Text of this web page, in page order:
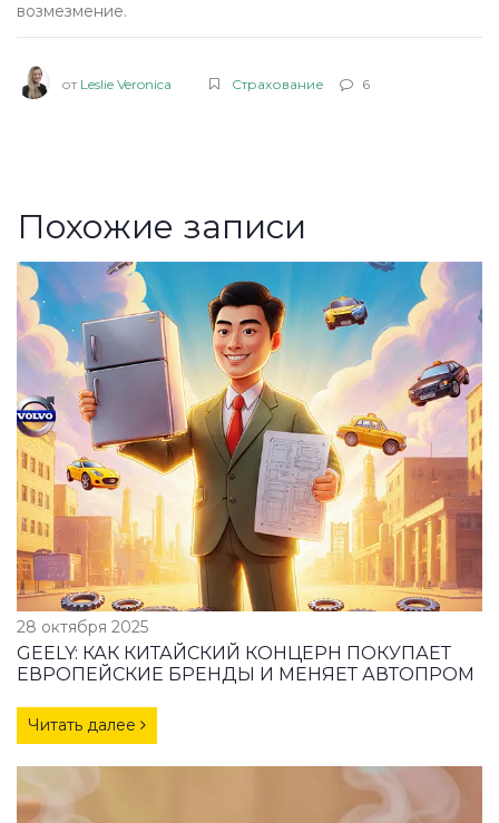
возмезмение.
от Leslie Veronica Страхование 6
Похожие записи
28 октября 2025
GEELY: КАК КИТАЙСКИЙ КОНЦЕРН ПОКУПАЕТ
ЕВРОПЕЙСКИЕ БРЕНДЫ И МЕНЯЕТ АВТОПРОМ
Читать далее